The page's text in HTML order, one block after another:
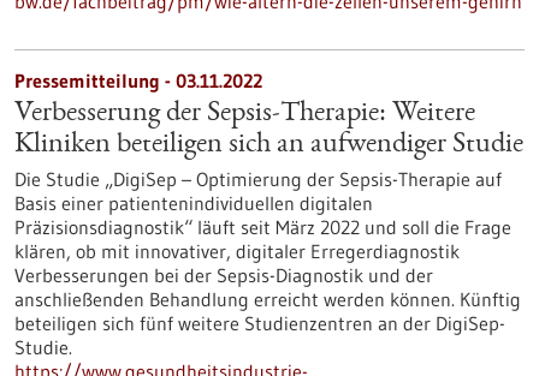
Pressemitteilung - 03.11.2022
Verbesserung der Sepsis-Therapie: Weitere
Kliniken beteiligen sich an aufwendiger Studie
Die Studie „DigiSep – Optimierung der Sepsis-Therapie auf
Basis einer patientenindividuellen digitalen
Präzisionsdiagnostik“ läuft seit März 2022 und soll die Frage
klären, ob mit innovativer, digitaler Erregerdiagnostik
Verbesserungen bei der Sepsis-Diagnostik und der
anschließenden Behandlung erreicht werden können. Künftig
beteiligen sich fünf weitere Studienzentren an der DigiSep-
Studie.
https://www.gesundheitsindustrie-